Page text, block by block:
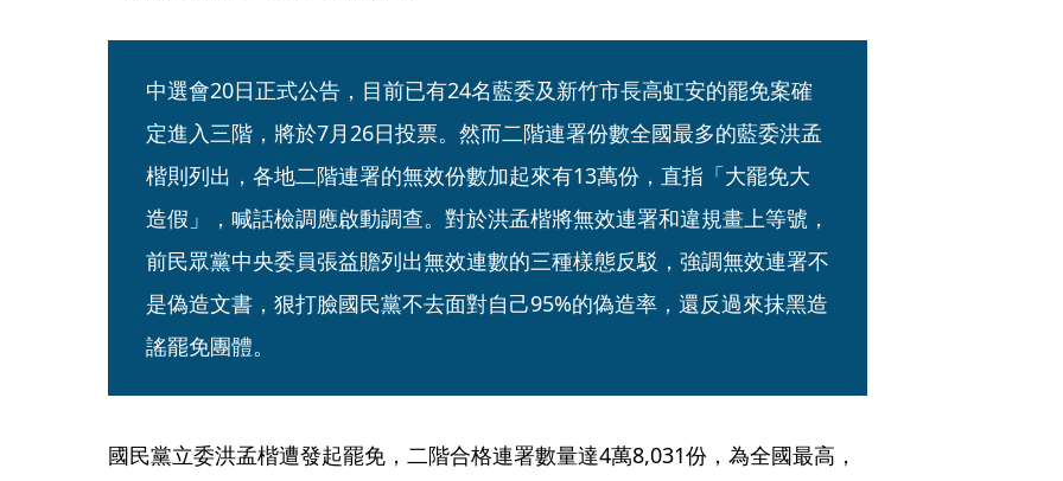
中選會20日正式公告，目前已有24名藍委及新竹市長高虹安的罷免案確
定進入三階，將於7月26日投票。然而二階連署份數全國最多的藍委洪孟
楷則列出，各地二階連署的無效份數加起來有13萬份，直指「大罷免大
造假」，喊話檢調應啟動調查。對於洪孟楷將無效連署和違規畫上等號，
前民眾黨中央委員張益贍列出無效連數的三種樣態反駁，強調無效連署不
是偽造文書，狠打臉國民黨不去面對自己95%的偽造率，還反過來抹黑造
謠罷免團體。
國民黨立委洪孟楷遭發起罷免，二階合格連署數量達4萬8,031份，為全國最高，